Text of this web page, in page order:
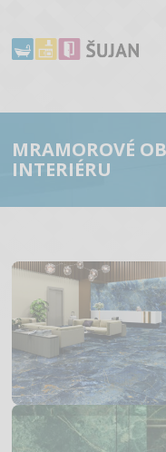
MRAMOROVÉ
INTERIÉRU